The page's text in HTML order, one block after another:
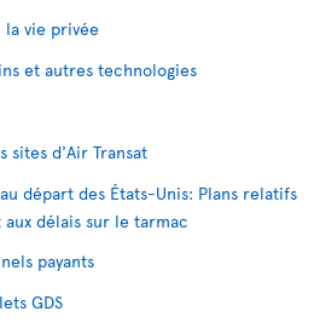
vie privée
et autres technologies
sites d'Air Transat
départ des États-Unis: Plans relatifs
délais sur le tarmac
payants
GDS